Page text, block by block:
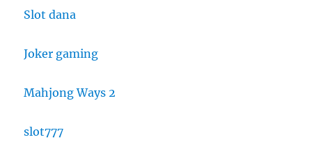
Slot dana
Joker gaming
Mahjong Ways 2
slot777